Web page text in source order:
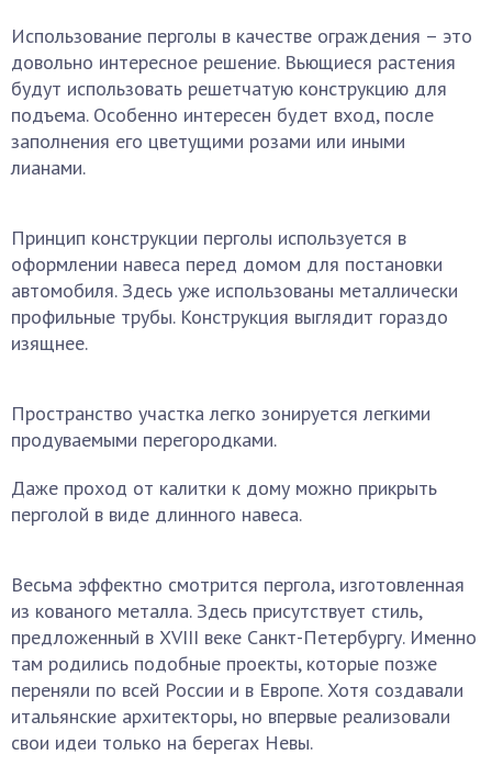
Использование перголы в качестве ограждения – это
довольно интересное решение. Вьющиеся растения
будут использовать решетчатую конструкцию для
подъема. Особенно интересен будет вход, после
заполнения его цветущими розами или иными
лианами.
Принцип конструкции перголы используется в
оформлении навеса перед домом для постановки
автомобиля. Здесь уже использованы металлически
профильные трубы. Конструкция выглядит гораздо
изящнее.
Пространство участка легко зонируется легкими
продуваемыми перегородками.
Даже проход от калитки к дому можно прикрыть
перголой в виде длинного навеса.
Весьма эффектно смотрится пергола, изготовленная
из кованого металла. Здесь присутствует стиль,
предложенный в XVIII веке Санкт-Петербургу. Именно
там родились подобные проекты, которые позже
переняли по всей России и в Европе. Хотя создавали
итальянские архитекторы, но впервые реализовали
свои идеи только на берегах Невы.